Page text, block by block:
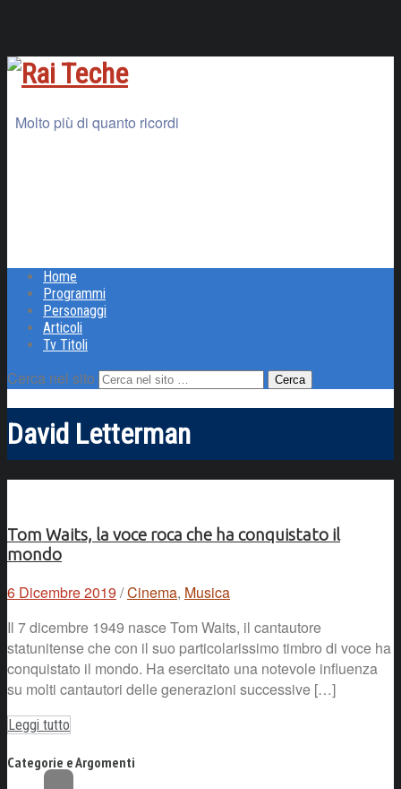
Molto più di quanto ricordi
Home
Programmi
Personaggi
Articoli
Tv Titoli
Cerca nel sito
David Letterman
Tom Waits, la voce roca che ha conquistato il
mondo
6 Dicembre 2019 /Cinema, Musica
Il 7 dicembre 1949 nasce Tom Waits, il cantautore
statunitense che con il suo particolarissimo timbro di voce ha
conquistato il mondo. Ha esercitato una notevole influenza
su molti cantautori delle generazioni successive […]
Leggi tutto
Categorie e Argomenti